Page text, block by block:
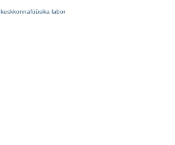
keskkonnafüüsika labor